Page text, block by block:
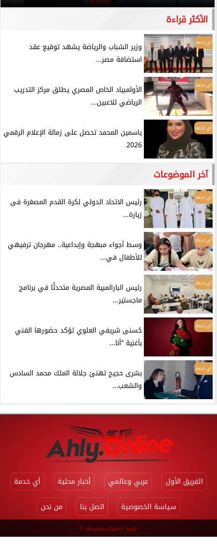
الأكثر قراءة
أي خدمة
وزير الشباب والرياضة يشهد توقيع عقد
استضافة مصر...
أي خدمة
الأولمبياد الخاص المصري يطلق مركز التدريب
الرياضي للاعبين...
أي خدمة
ياسمين المحمد تحصل على زمالة الإعلام الرقمي
2026
آخر الموضوعات
أي خدمة
رئيس الاتحاد الدولي لكرة القدم المصغرة فى
زيارة...
أي خدمة
وسط أجواء مبهجة وإبداعية.. مهرجان ترفيهي
للأطفال في...
أي خدمة
رئيس البارالمبية المصرية متحدثًا في برنامج
ماجستير...
أي خدمة
حُسنى شريفي العلوي تؤكد حضورها الفني
بأغنية ”أنا...
أي خدمة
بشرى حجيج تهنئ جلالة الملك محمد السادس
والشعب...
الفريق الأول عربي وعالمي أخبار محلية
أي خدمة
سياسة الخصوصية
اتصل بنا من نحن
جميع الحقوق محفوظة ©